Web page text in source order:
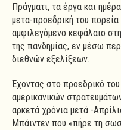
Πράγματι, τα έργα και
μετα-προεδρική του πορεία
αμφιλεγόμενο κεφάλαιο
της πανδημίας, εν μέσω
διεθνών εξελίξεων.
Έχοντας στο προεδρικό
αμερικανικών
αρκετά χρόνια μετά -
Μπάιντεν που «πήρε τη